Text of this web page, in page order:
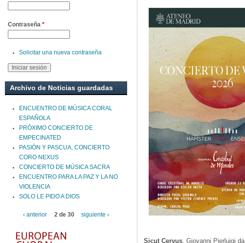
Sicut Cervus. Giovanni Pierluigi
Contraseña *
Solicitar una nueva contraseña
Archivo de Noticias guardadas
ENCUENTRO DE MÚSICA CORAL
ESPAÑOLA
PRÓXIMO CONCIERTO DE
EMPECINATED
PASIÓN Y PASCUA, CONCIERTO
CORO NEXUS
CONCIERTO DE MÚSICA SACRA
ENCUENTRO PARA LA PAZ Y LA NO
VIOLENCIA
SOLO LE PIDO A DIOS
‹ anterior 2 de 30 siguiente ›